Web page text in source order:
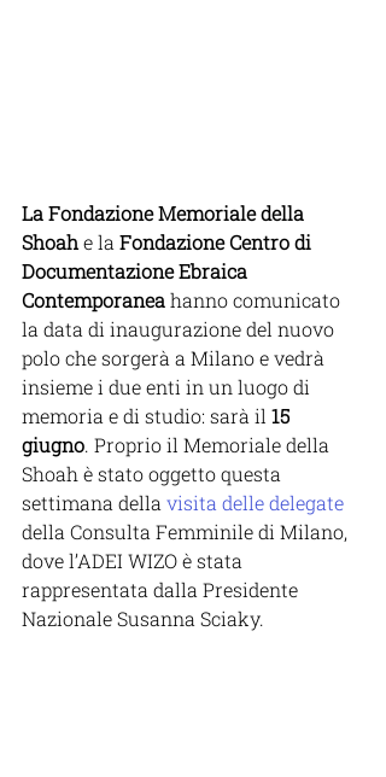
La Fondazione Memoriale della
Shoah e la Fondazione Centro di
Documentazione Ebraica
Contemporanea hanno comunicato
la data di inaugurazione del nuovo
polo che sorgerà a Milano e vedrà
insieme i due enti in un luogo di
memoria e di studio: sarà il 15
giugno. Proprio il Memoriale della
Shoah è stato oggetto questa
settimana della visita delle delegate
della Consulta Femminile di Milano,
dove l’ADEI WIZO è stata
rappresentata dalla Presidente
Nazionale Susanna Sciaky.